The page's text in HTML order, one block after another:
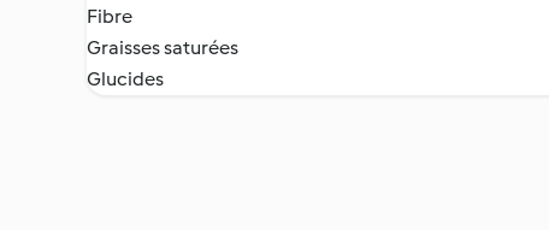
Fibre
Graisses saturées
Glucides